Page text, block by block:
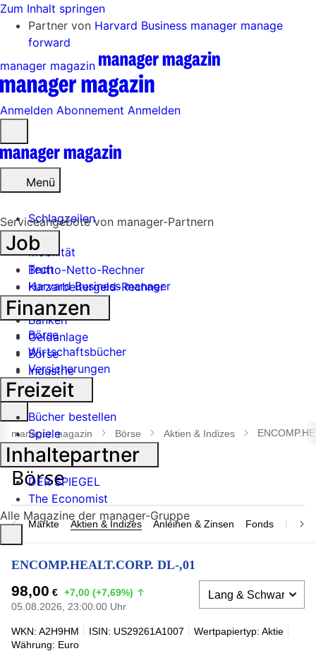
Zum Inhalt springen
Partner von Harvard Business manager manage
forward
manager magazin
Anmelden Abonnement Anmelden
öffnen
Menü
Schlagzeilen
Mobilität
Tech
Harvard Business manager
Handel
Banken
Geldanlage
Börse
Industrie
Suche
öffnen
manager magazin Börse Aktien & Indizes
Märkte Aktien & Indizes Anleihen & Zinsen Fonds
ENCOMP.HEALT.CORP. DL-,01
98,00 € +7,00 (+7,69%)
05.08.2026, 23:00:00 Uhr
WKN: A2H9HM ISIN: US29261A1007
Wertpapiertyp: Aktie
Währung: Euro
Serviceangebote von manager-Partnern
Job
Brutto-Netto-Rechner
Kurzarbeitergeld-Rechner
Finanzen
Börse
Wirtschaftsbücher
Versicherungen
Freizeit
Bücher bestellen
Spiele
Inhaltepartner
DER SPIEGEL
The Economist
Alle Magazine der manager-Gruppe